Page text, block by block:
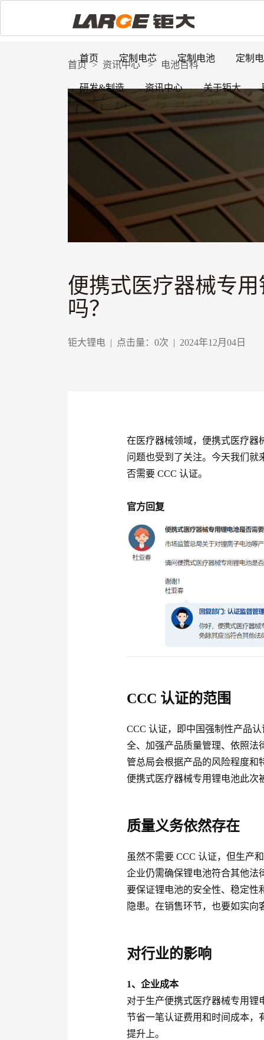
首页 定制电芯 定制电池 定制
研发&制造 资讯中心 关于钜大
首页 > 资讯中心 > 电池百科
便携式医疗器械专
吗？
钜大锂电 | 点击量： 0次 | 2024年12月04日
在医疗器械领域，便携式医疗器
问题也受到了关注。今天我们就
否需要 CCC 认证。
官方回复
CCC 认证的范围
CCC 认证，即中国强制性产品
全、加强产品质量管理、依照法
管总局会根据产品的风险程度和
便携式医疗器械专用锂电池此次
质量义务依然存在
虽然不需要 CCC 认证，但生产
企业仍需确保锂电池符合其他法
要保证锂电池的安全性、稳定性
隐患。在销售环节，也要如实
对行业的影响
1、企业成本
对于生产便携式医疗器械专用锂
节省一笔认证费用和时间成本，
提升上。